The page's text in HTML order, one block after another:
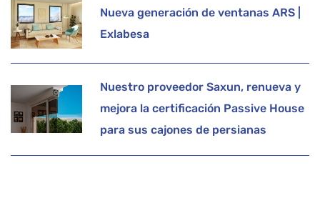
Nueva generación de ventanas ARS |
Exlabesa
Nuestro proveedor Saxun, renueva y
mejora la certificación Passive House
para sus cajones de persianas